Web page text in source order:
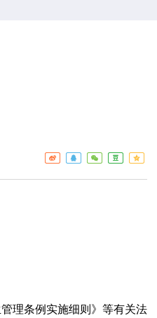
门诊服
检验服
理条例实施细则》等有关法